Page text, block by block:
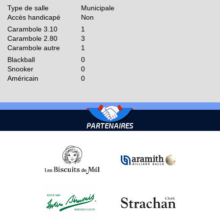
Type de salle
Municipale
Accès handicapé
Non
Carambole 3.10
1
Carambole 2.80
3
Carambole autre
1
Blackball
0
Snooker
0
Américain
0
PARTENAIRES